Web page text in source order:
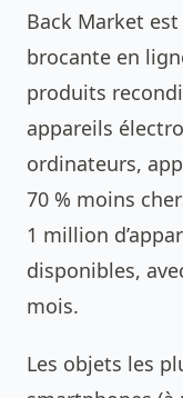
Back Market
brocante en
produits
appareils
ordinateurs,
70 % moins
1 million
disponibles,
mois.
Les objets les